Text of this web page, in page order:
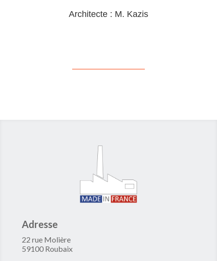
Architecte : M. Kazis
Adresse
22 rue Molière
59100 Roubaix